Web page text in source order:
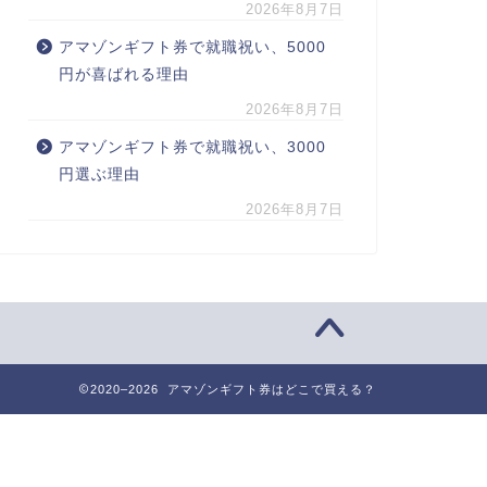
2026年8月7日
アマゾンギフト券で就職祝い、5000
円が喜ばれる理由
2026年8月7日
アマゾンギフト券で就職祝い、3000
円選ぶ理由
2026年8月7日
2020–2026 アマゾンギフト券はどこで買える？